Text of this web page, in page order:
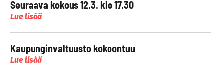
Seuraava kokous 12.3. klo 17.30
Lue lisää
Kaupunginvaltuusto kokoontuu
Lue lisää